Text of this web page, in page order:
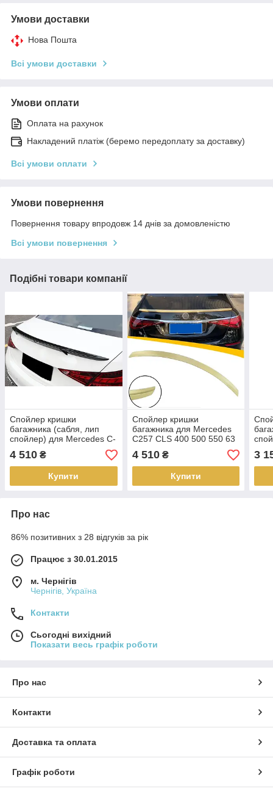
Умови доставки
Нова Пошта
Всі умови доставки
Умови оплати
Оплата на рахунок
Накладений платіж (беремо передоплату за доставку)
Всі умови оплати
Умови повернення
Повернення товару впродовж 14 днів за домовленістю
Всі умови повернення
Подібні товари компанії
Спойлер кришки
багажника (сабля, лип
спойлер) для Mercedes C-
class W206 2022+ г.в.
стиль Brabus
4 510 ₴
Купити
Спойлер кришки
багажника для Mercedes
C257 CLS 400 500 550 63
AMG 2020+ г.в.
4 510₴
Купити
3
Про нас
86% позитивних з 28 відгуків за рік
Працює з 30.01.2015
м. Чернігів
Чернігів, Україна
Контакти
Сьогодні вихідний
Показати весь графік роботи
Про нас
Контакти
Доставка та оплата
Графік роботи